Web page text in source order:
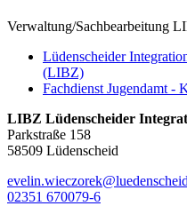
Verwaltung/Sachbearbeitung
Lüdenscheider
(LIBZ)
Fachdienst Jugendamt -
LIBZ Lüdenscheider
Parkstraße 158
58509 Lüdenscheid
02351 670079-6